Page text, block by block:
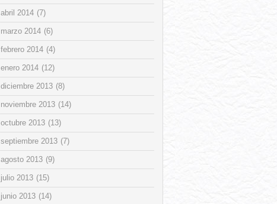
abril 2014 (7)
marzo 2014 (6)
febrero 2014 (4)
enero 2014 (12)
diciembre 2013 (8)
noviembre 2013 (14)
octubre 2013 (13)
septiembre 2013 (7)
agosto 2013 (9)
julio 2013 (15)
junio 2013 (14)